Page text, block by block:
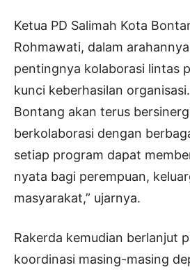
Ketua PD Salimah Kota
Rohmawati, dalam
pentingnya kolaborasi lintas
kunci keberhasilan
Bontang akan terus
berkolaborasi dengan
setiap program dapat
nyata bagi perempuan,
masyarakat,” ujarnya.
Rakerda kemudian berlanjut
koordinasi masing-masing